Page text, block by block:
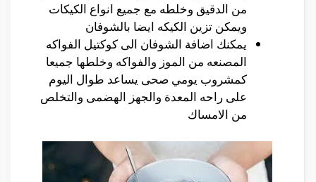
من الدقيق وخلطه مع جميع انواع الكيكات
ويمكن تزين الكيكه ايضا بالشوفان
يمكنك اضافة الشوفان الى كوكتيل الفواكه
المصنعه من الموز والفواكه وخلطها جميعا
كمشروب يومي صحى يساعد طوال اليوم
على راحه المعدة والجهز الهضمى والتخلص
من الامساك